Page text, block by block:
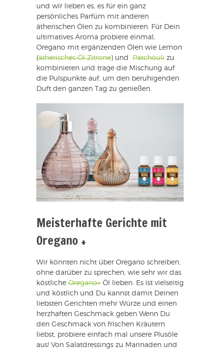
und wir lieben es, es für ein ganz
persönliches Parfüm mit anderen
ätherischen Ölen zu kombinieren. Für Dein
ultimatives Aroma probiere einmal,
Oregano mit ergänzenden Ölen wie Lemon
(ätherisches Öl Zitrone) und Patchouli zu
kombinieren und trage die Mischung auf
die Pulspunkte auf, um den beruhigenden
Duft den ganzen Tag zu genießen.
Meisterhafte Gerichte mit
Oregano +
Wir könnten nicht über Oregano schreiben,
ohne darüber zu sprechen, wie sehr wir das
köstliche Oregano+ Öl lieben. Es ist vielseitig
und köstlich und Du kannst damit Deinen
liebsten Gerichten mehr Würze und einen
herzhaften Geschmack geben Wenn Du
den Geschmack von frischen Kräutern
liebst, probiere einfach mal unsere Plusöle
aus! Von Salatdressings zu Marinaden und